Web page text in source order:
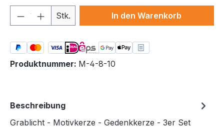
Produkt Anzahl: Gib den
Stk. In den Warenkorb
Produktnummer: M-4-8-10
Beschreibung
Grablicht - Motivkerze - Gedenkkerze - 3er Set